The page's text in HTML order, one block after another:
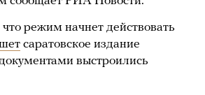
режим начнет действовать
саратовское издание
выстроились